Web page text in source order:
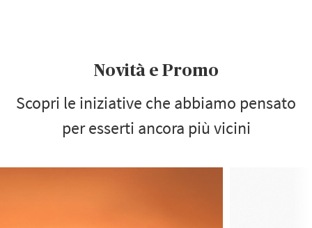
Novità e Promo
Scopri le iniziative che abbiamo pensato
per esserti ancora più vicini